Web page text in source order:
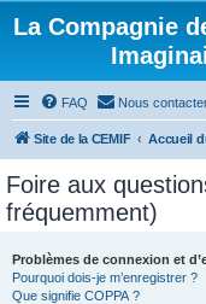
La Compagnie
FAQ Nous
Site de la CEMIF Accueil
Foire aux
fréquemment)
Problèmes de connexion et
Pourquoi dois-je m’enregistrer ?
Que signifie COPPA ?